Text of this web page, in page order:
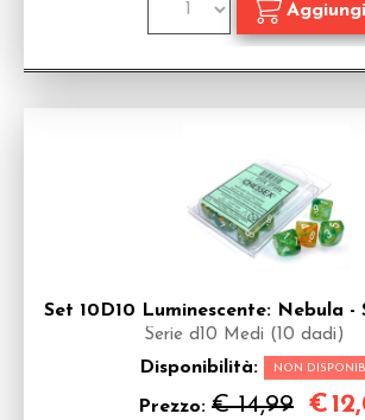
Set 10D10 Luminescente: Nebula -
Serie d10 Medi (10 dadi)
Disponibilità: NON
Prezzo: € 14,99 €